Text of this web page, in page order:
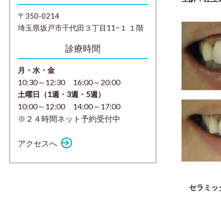
セラミッ
〒350-0214
埼玉県坂戸市千代田３丁目11−１ １階
診療時間
月・水・金
10:30～12:30 16:00～20:00
土曜日（1週・3週・5週）
10:00～12:00 14:00～17:00
※２４時間ネット予約受付中
アクセスへ